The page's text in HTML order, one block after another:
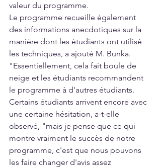
valeur du programme.
Le programme recueille également
des informations anecdotiques sur la
manière dont les étudiants ont utilisé
les techniques, a ajouté M. Bunka.
"Essentiellement, cela fait boule de
neige et les étudiants recommandent
le programme à d'autres étudiants.
Certains étudiants arrivent encore avec
une certaine hésitation, a-t-elle
observé, "mais je pense que ce qui
montre vraiment le succès de notre
programme, c'est que nous pouvons
les faire changer d'avis assez